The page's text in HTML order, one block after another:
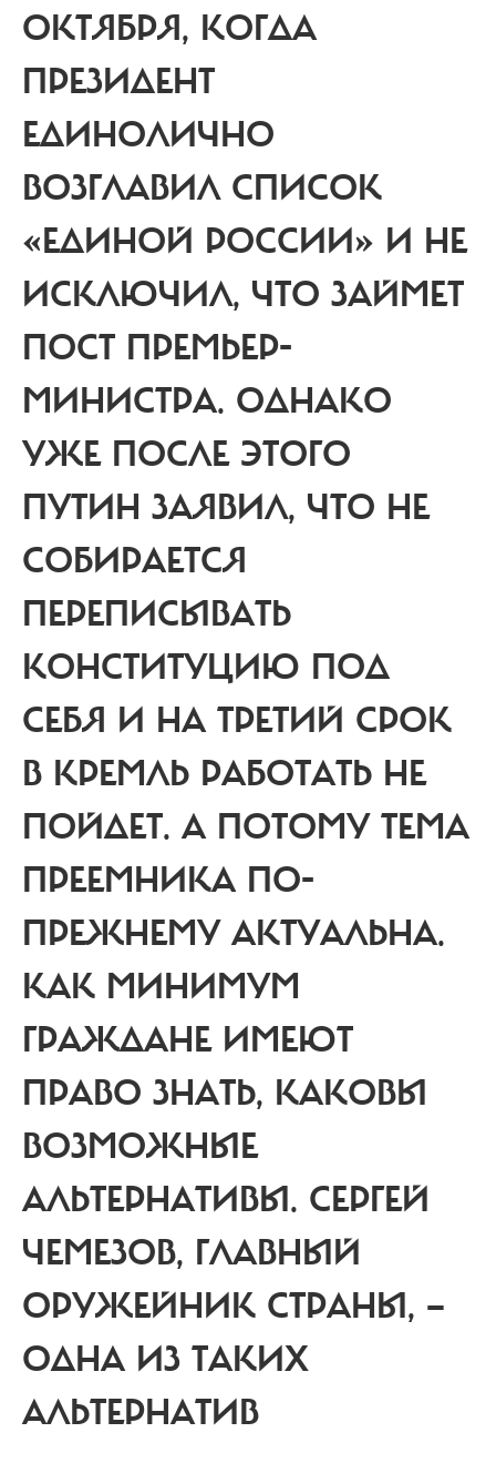
ОКТЯБРЯ, КОГДА
ПРЕЗИДЕНТ
ЕДИНОЛИЧНО
ВОЗГЛАВИЛ СПИСОК
«ЕДИНОЙ РОССИИ» И НЕ
ИСКЛЮЧИЛ, ЧТО ЗАЙМЕТ
ПОСТ ПРЕМЬЕР-
МИНИСТРА. ОДНАКО
УЖЕ ПОСЛЕ ЭТОГО
ПУТИН ЗАЯВИЛ, ЧТО НЕ
СОБИРАЕТСЯ
ПЕРЕПИСЫВАТЬ
КОНСТИТУЦИЮ ПОД
СЕБЯ И НА ТРЕТИЙ СРОК
В КРЕМЛЬ РАБОТАТЬ НЕ
ПОЙДЕТ. А ПОТОМУ ТЕМА
ПРЕЕМНИКА ПО-
ПРЕЖНЕМУ АКТУАЛЬНА.
КАК МИНИМУМ
ГРАЖДАНЕ ИМЕЮТ
ПРАВО ЗНАТЬ, КАКОВЫ
ВОЗМОЖНЫЕ
АЛЬТЕРНАТИВЫ. СЕРГЕЙ
ЧЕМЕЗОВ, ГЛАВНЫЙ
ОРУЖЕЙНИК СТРАНЫ, —
ОДНА ИЗ ТАКИХ
АЛЬТЕРНАТИВ